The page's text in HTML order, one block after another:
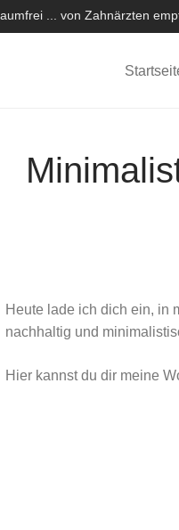
... von Zahnärzten
Heute lade ich dich ein, in
nachhaltig und
Hier kannst du dir meine